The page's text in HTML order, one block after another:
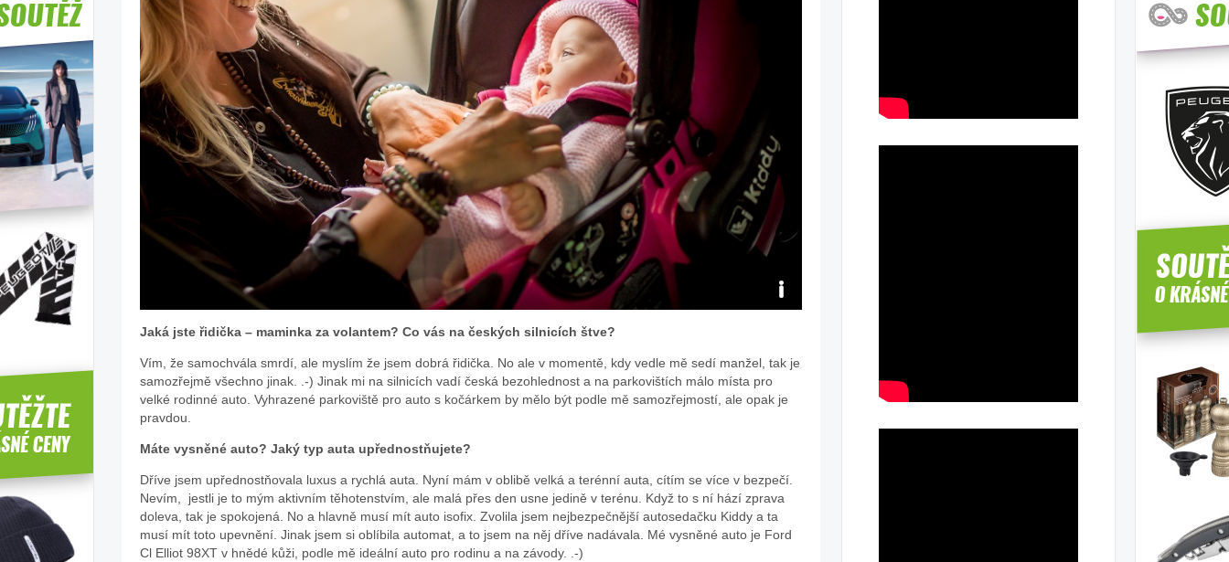
Foto:
Jaká jste řidička – maminka za volantem? Co vás na českých silnicích štve?
Vím, že samochvála smrdí, ale myslím že jsem dobrá řidička. No ale v momentě, kdy vedle mě sedí manžel, tak je
samozřejmě všechno jinak. .-) Jinak mi na silnicích vadí česká bezohlednost a na parkovištích málo místa pro
velké rodinné auto. Vyhrazené parkoviště pro auto s kočárkem by mělo být podle mě samozřejmostí, ale opak je
pravdou.
Máte vysněné auto? Jaký typ auta upřednostňujete?
Dříve jsem upřednostňovala luxus a rychlá auta. Nyní mám v oblibě velká a terénní auta, cítím se více v bezpečí.
Nevím, jestli je to mým aktivním těhotenstvím, ale malá přes den usne jedině v terénu. Když to s ní hází zprava
doleva, tak je spokojená. No a hlavně musí mít auto isofix. Zvolila jsem nejbezpečnější autosedačku Kiddy a ta
musí mít toto upevnění. Jinak jsem si oblíbila automat, a to jsem na něj dříve nadávala. Mé vysněné auto je Ford
Cl Elliot 98XT v hnědé kůži, podle mě ideální auto pro rodinu a na závody. .-)